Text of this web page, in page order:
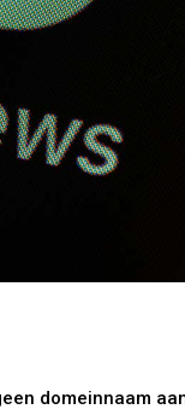
domeinnaam